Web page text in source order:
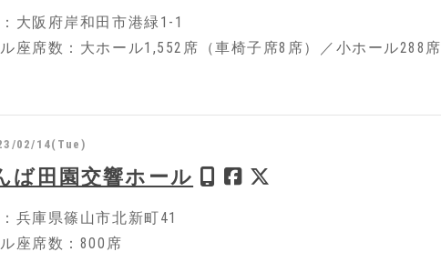
大阪府岸和田市港緑1-1
座席数：大ホール1,552席（車椅子席8席）／小ホール288席
02/14(Tue)
ば田園交響ホール
兵庫県篠山市北新町41
座席数：800席